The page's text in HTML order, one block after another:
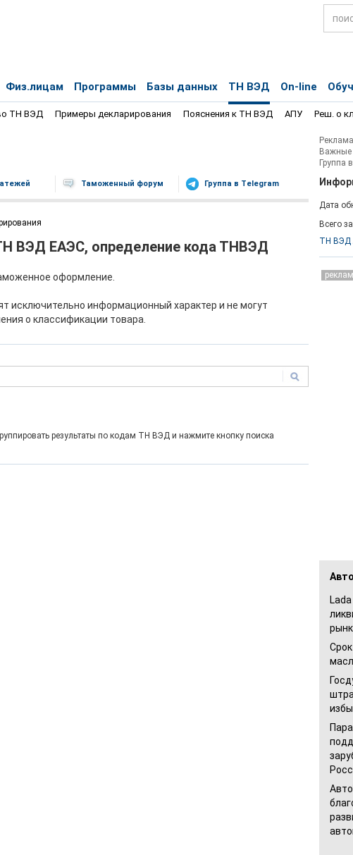
Физ.лицам Программы Базы данных ТН ВЭД On-line
ТН ВЭД Примеры декларирования Пояснения к ТН ВЭД АПУ Реш. о
Таможенный форум Группа в Telegram
ВЭД ЕАЭС, определение кода ТНВЭД
оформление.
исключительно информационный характер и не могут
о классификации товара.
результаты по кодам ТН ВЭД и нажмите кнопку поиска
Важные
Группа
Дата
Всего
ТН ВЭД